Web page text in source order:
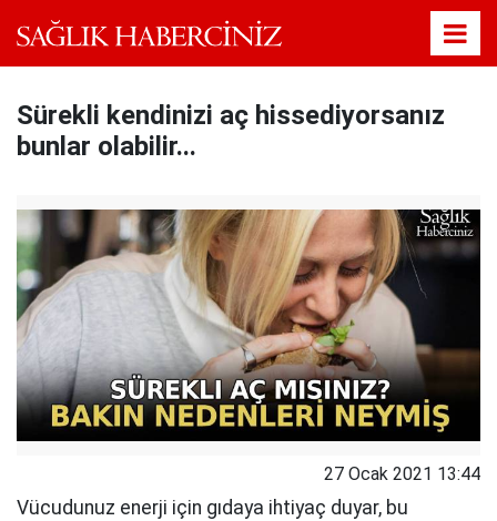
Sürekli kendinizi aç hissediyorsanız
bunlar olabilir...
27 Ocak 2021 13:44
Vücudunuz enerji için gıdaya ihtiyaç duyar, bu